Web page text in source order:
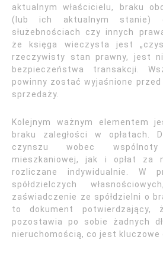
aktualnym właścicielu, braku
(lub ich aktualnym stanie)
służebnościach czy innych
że księga wieczysta jest
rzeczywisty stan prawny, jest
bezpieczeństwa transakcji.
powinny zostać wyjaśnione
sprzedaży.
Kolejnym ważnym elementem
braku zaległości w opłatach.
czynszu wobec
mieszkaniowej, jak i opłat za
rozliczane indywidualnie. W
spółdzielczych
zaświadczenie ze spółdzielni o
to dokument potwierdzający,
pozostawia po sobie żadnych
nieruchomością, co jest kluczowe